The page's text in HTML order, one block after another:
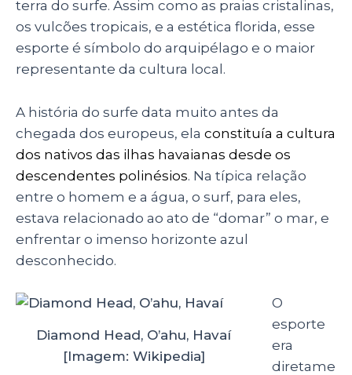
terra do surfe. Assim como as praias cristalinas,
os vulcões tropicais, e a estética florida, esse
esporte é símbolo do arquipélago e o maior
representante da cultura local.
A história do surfe data muito antes da
chegada dos europeus, ela constituía a cultura
dos nativos das ilhas havaianas desde os
descendentes polinésios. Na típica relação
entre o homem e a água, o surf, para eles,
estava relacionado ao ato de “domar” o mar, e
enfrentar o imenso horizonte azul
desconhecido.
Diamond Head, O’ahu, Havaí
[Imagem: Wikipedia]
O
esporte
era
diretame